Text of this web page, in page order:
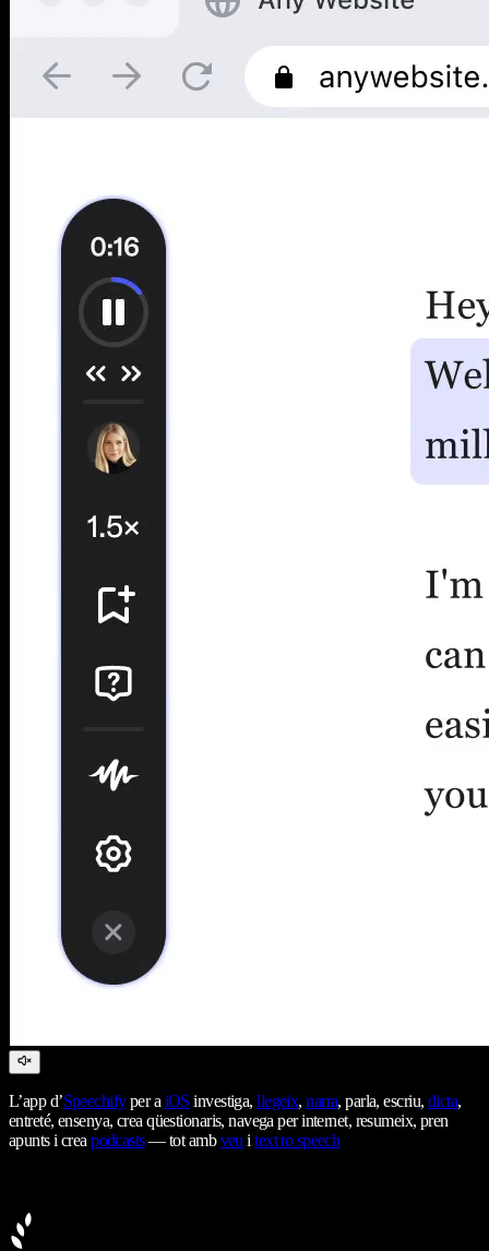
L’app d’Speechifyper aiOS investiga,llegeix,narra, parla, escriu, dicta,
entreté, ensenya, crea qüestionaris, navega per internet, resumeix, pren
apunts i creapodcasts— tot ambveuitext to speech